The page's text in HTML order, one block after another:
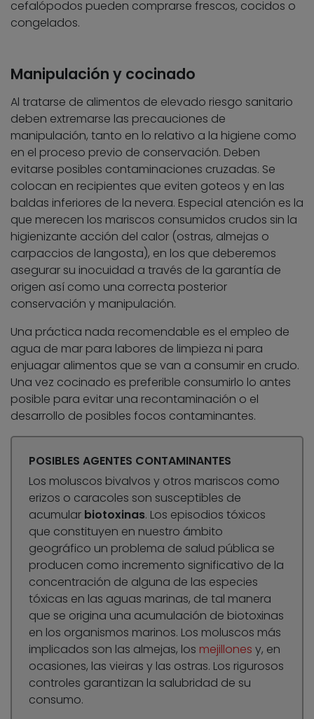
cefalópodos pueden comprarse frescos, cocidos o
congelados.
Manipulación y cocinado
Al tratarse de alimentos de elevado riesgo sanitario
deben extremarse las precauciones de
manipulación, tanto en lo relativo a la higiene como
en el proceso previo de conservación. Deben
evitarse posibles contaminaciones cruzadas. Se
colocan en recipientes que eviten goteos y en las
baldas inferiores de la nevera. Especial atención es la
que merecen los mariscos consumidos crudos sin la
higienizante acción del calor (ostras, almejas o
carpaccios de langosta), en los que deberemos
asegurar su inocuidad a través de la garantía de
origen así como una correcta posterior
conservación y manipulación.
Una práctica nada recomendable es el empleo de
agua de mar para labores de limpieza ni para
enjuagar alimentos que se van a consumir en crudo.
Una vez cocinado es preferible consumirlo lo antes
posible para evitar una recontaminación o el
desarrollo de posibles focos contaminantes.
POSIBLES AGENTES CONTAMINANTES
Los moluscos bivalvos y otros mariscos como
erizos o caracoles son susceptibles de
acumular biotoxinas. Los episodios tóxicos
que constituyen en nuestro ámbito
geográfico un problema de salud pública se
producen como incremento significativo de la
concentración de alguna de las especies
tóxicas en las aguas marinas, de tal manera
que se origina una acumulación de biotoxinas
en los organismos marinos. Los moluscos más
implicados son las almejas, los mejillones y, en
ocasiones, las vieiras y las ostras. Los rigurosos
controles garantizan la salubridad de su
consumo.